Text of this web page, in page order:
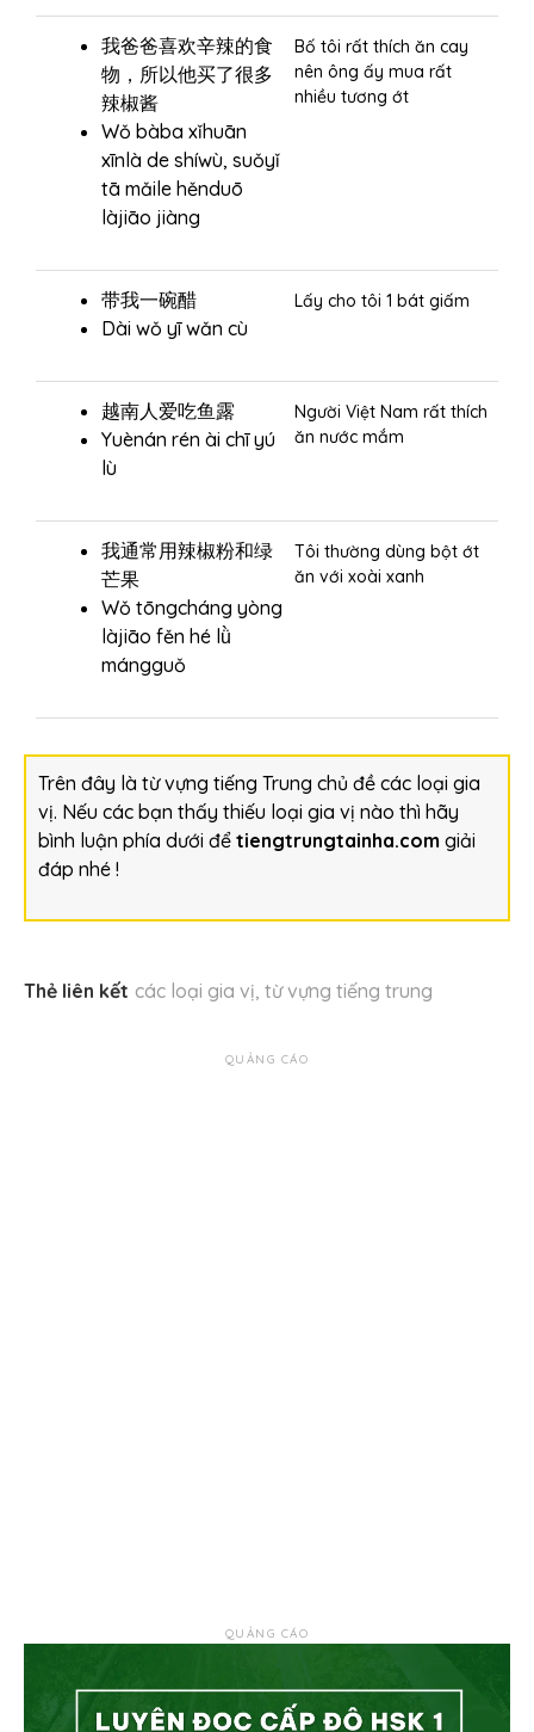
我爸爸喜欢辛辣的食
物，所以他买了很多
辣椒酱
Wǒ bàba xǐhuān
xīnlà de shíwù, suǒyǐ
tā mǎile hěnduō
làjiāo jiàng
Bố tôi rất thích ăn cay
nên ông ấy mua rất
nhiều tương ớt
带我一碗醋
Dài wǒ yī wǎn cù
Lấy cho tôi 1 bát giấm
越南人爱吃鱼露
Yuènán rén ài chī yú
lù
Người Việt Nam rất thích
ăn nước mắm
我通常用辣椒粉和绿
芒果
Wǒ tōngcháng yòng
làjiāo fěn hé lǜ
mángguǒ
Tôi thường dùng bột ớt
ăn với xoài xanh
Trên đây là từ vựng tiếng Trung chủ đề các loại gia
vị. Nếu các bạn thấy thiếu loại gia vị nào thì hãy
bình luận phía dưới để tiengtrungtainha.com giải
đáp nhé !
Thẻ liên kết các loại gia vị, từ vựng tiếng trung
QUẢNG CÁO
QUẢNG CÁO